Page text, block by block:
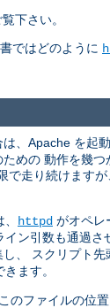
下さい。
ではどのように
、Apache を起
めの 動作を幾
で走り続けます
httpd がオペレ
ン引数も通過さ
、 スクリプト先
ます。
のファイルの位